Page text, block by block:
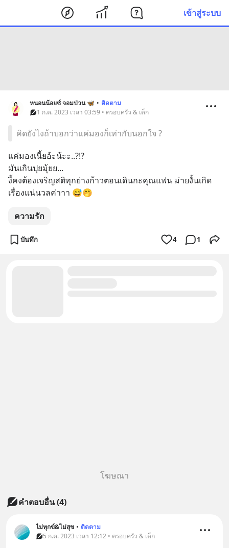
เข้าสู่ระบบ
หนอนน้อยซ์ จอมป่วน 🦋 • ติดตาม
1 ก.ค. 2023 เวลา 03:59 • ครอบครัว & เด็ก
คิดยังไงถ้าบอกว่าแค่มองก็เท่ากับนอกใจ ?
แค่มองเนี้ยอ้ะน้ะะ..?!?
มันเกินปุยมุ้ยย...
งี้คงต้องเจริญสติทุกย่างก้าวตอนเดินกะคุณแฟน ม่ายงั้นเกิด
เรื่องแน่นวลค่าาา 😅🤭
ความรัก
บันทึก 4 1
โฆษณา
คำตอบอื่น(4)
ไม่ทุกข์&ไม่สุข • ติดตาม
5 ก.ค. 2023 เวลา 12:12 • ครอบครัว & เด็ก